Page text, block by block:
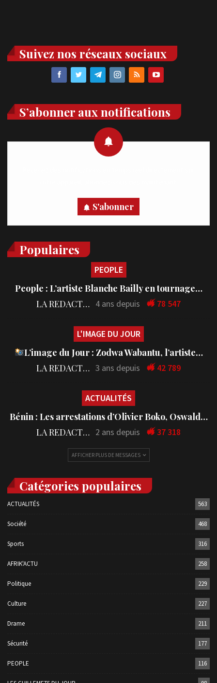
Suivez nos réseaux sociaux
S’abonner aux notifications
S'abonner
Populaires
PEOPLE
People : L’artiste Blanche Bailly en tournage…
LA REDACTION 4 ans depuis 78 547
L'IMAGE DU JOUR
L’image du Jour : Zodwa Wabantu, l’artiste…
LA REDACTION 3 ans depuis 42 789
ACTUALITÉS
Bénin : Les arrestations d’Olivier Boko, Oswald…
LA REDACTION 2 ans depuis 37 318
AFFICHER PLUS DE MESSAGES
Catégories populaires
ACTUALITÉS 563
Société 468
Sports 316
AFRIK'ACTU 258
Politique 229
Culture 227
Drame 211
Sécurité 177
PEOPLE 116